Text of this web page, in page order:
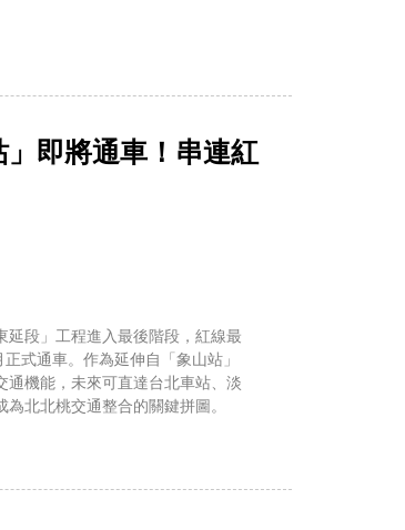
即將通車！串連紅
延段」工程進入最後階段，紅線最
式通車。作為延伸自「象山站」
通機能，未來可直達台北車站、淡
北北桃交通整合的關鍵拼圖。